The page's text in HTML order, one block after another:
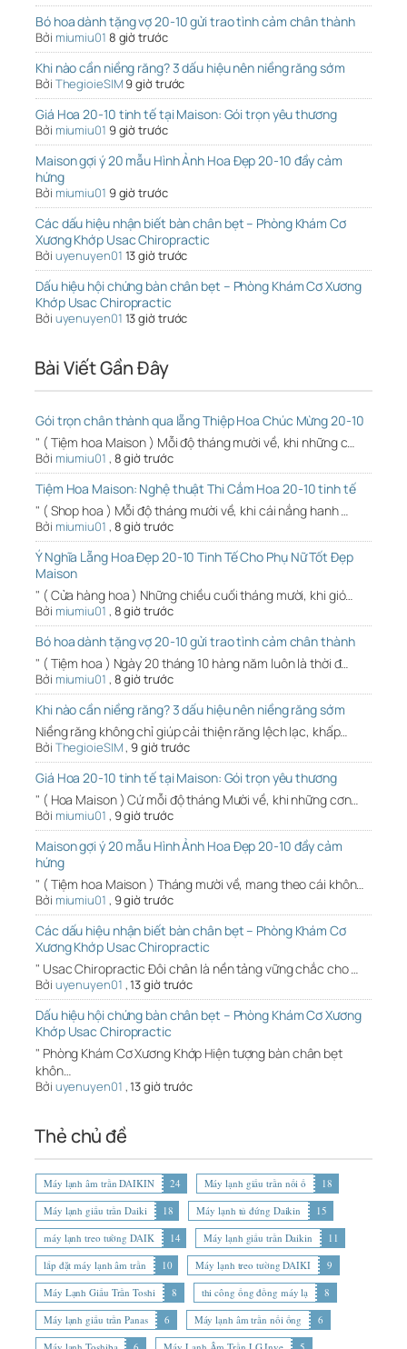
Bó hoa dành tặng vợ 20-10 gửi trao tình cảm chân thành
Bởi miumiu01 8 giờ trước
Khi nào cần niềng răng? 3 dấu hiệu nên niềng răng sớm
Bởi ThegioieSIM9 giờ trước
Giá Hoa 20-10 tinh tế tại Maison: Gói trọn yêu thương
Bởi miumiu01 9 giờ trước
Maison gợi ý 20 mẫu Hình Ảnh Hoa Đẹp 20-10 đầy cảm
hứng
Bởi miumiu01 9 giờ trước
Các dấu hiệu nhận biết bàn chân bẹt – Phòng Khám Cơ
Xương Khớp Usac Chiropractic
Bởi uyenuyen01 13 giờ trước
Dấu hiệu hội chứng bàn chân bẹt – Phòng Khám Cơ Xương
Khớp Usac Chiropractic
Bởi uyenuyen01 13 giờ trước
Bài Viết Gần Đây
Gói trọn chân thành qua lẵng Thiệp Hoa Chúc Mừng 20-10
" ( Tiệm hoa Maison ) Mỗi độ tháng mười về, khi những c…
Bởi miumiu01 , 8 giờ trước
Tiệm Hoa Maison: Nghệ thuật Thi Cắm Hoa 20-10 tinh tế
" ( Shop hoa ) Mỗi độ tháng mười về, khi cái nắng hanh …
Bởi miumiu01 , 8 giờ trước
Ý Nghĩa Lẵng Hoa Đẹp 20-10 Tinh Tế Cho Phụ Nữ Tốt Đẹp
Maison
" ( Cửa hàng hoa ) Những chiều cuối tháng mười, khi gió…
Bởi miumiu01 , 8 giờ trước
Bó hoa dành tặng vợ 20-10 gửi trao tình cảm chân thành
" ( Tiệm hoa ) Ngày 20 tháng 10 hàng năm luôn là thời đ…
Bởi miumiu01 , 8 giờ trước
Khi nào cần niềng răng? 3 dấu hiệu nên niềng răng sớm
Niềng răng không chỉ giúp cải thiện răng lệch lạc, khấp…
Bởi ThegioieSIM,9 giờ trước
Giá Hoa 20-10 tinh tế tại Maison: Gói trọn yêu thương
" ( Hoa Maison ) Cứ mỗi độ tháng Mười về, khi những cơn…
Bởi miumiu01 , 9 giờ trước
Maison gợi ý 20 mẫu Hình Ảnh Hoa Đẹp 20-10 đầy cảm
hứng
" ( Tiệm hoa Maison ) Tháng mười về, mang theo cái khôn…
Bởi miumiu01 , 9 giờ trước
Các dấu hiệu nhận biết bàn chân bẹt – Phòng Khám Cơ
Xương Khớp Usac Chiropractic
" Usac Chiropractic Đôi chân là nền tảng vững chắc cho …
Bởi uyenuyen01 ,13 giờ trước
Dấu hiệu hội chứng bàn chân bẹt – Phòng Khám Cơ Xương
Khớp Usac Chiropractic
" Phòng Khám Cơ Xương Khớp Hiện tượng bàn chân bẹt
khôn…
Bởi uyenuyen01 ,13 giờ trước
Thẻ chủ đề
Máy lạnh âm trần DAIKIN 24 Máy lạnh giấu trần nối ố
18
Máy lạnh giấu trần Daiki
18 Máy lạnh tủ đứng Daikin
15
máy lạnh treo tường DAIK
14 Máy lạnh giấu trần Daikin
11
lắp đặt máy lạnh âm trần
10 Máy lạnh treo tường DAIKI
9
Máy Lạnh Giấu Trần Toshi
8 thi công ống đồng máy lạ
8
Máy lạnh giấu trần Panas
6 Máy lạnh âm trần nối ống
6